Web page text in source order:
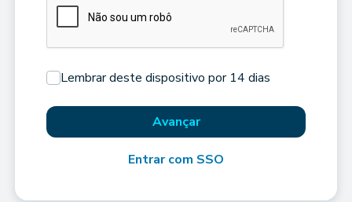
Lembrar deste dispositivo por 14 dias
Avançar
Entrar com SSO